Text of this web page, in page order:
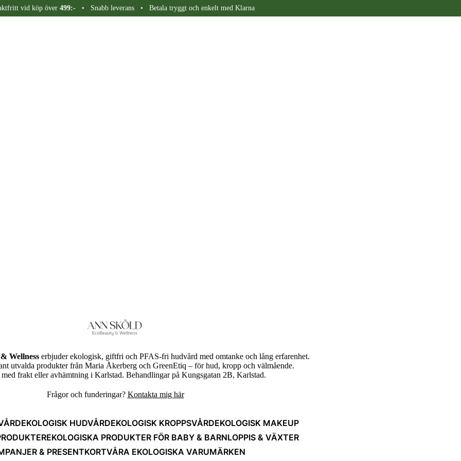
vid köp över 499:-• Snabb leverans • Betala tryggt och enkelt med Klarna
Wellness erbjuder ekologisk, giftfri och PFAS-fri hudvård med omtanke och lång erfarenhet.
utvalda produkter från Maria Åkerberg och GreenEtiq – för hud, kropp och välmående.
frakt eller avhämtning i Karlstad. Behandlingar på Kungsgatan 2B, Karlstad.
Frågor och funderingar? Kontakta mig här
EKOLOGISK HUDVÅRDEKOLOGISK KROPPSVÅRDEKOLOGISK MAKEUP
EKOLOGISKA PRODUKTER FÖR BABY & BARNLOPPIS & VÄXTER
& PRESENTKORTVÅRA EKOLOGISKA VARUMÄRKEN